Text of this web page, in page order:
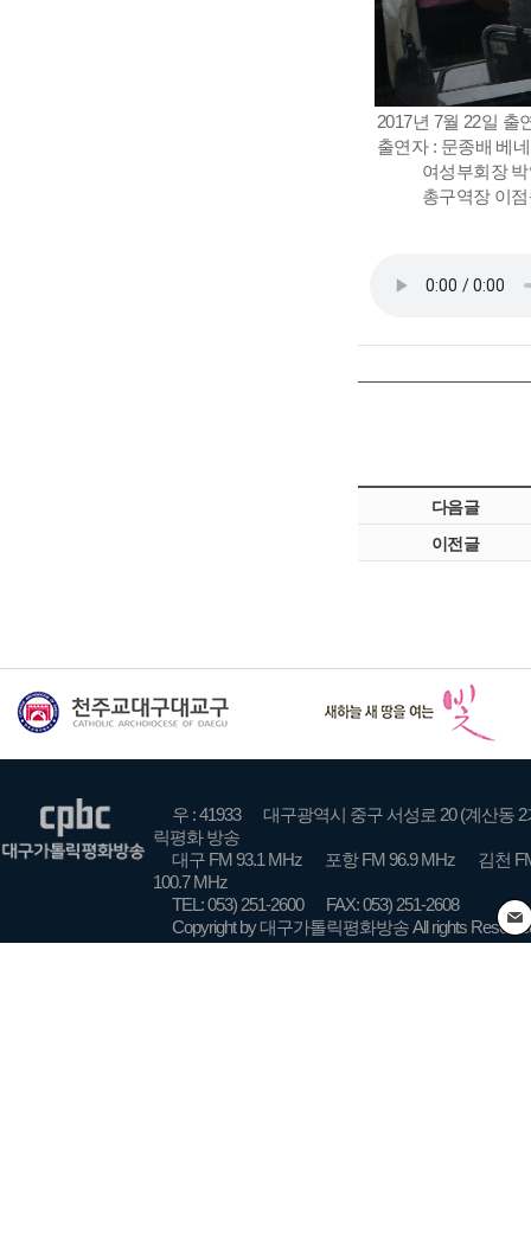
2017년 7월 22일
출연자 : 문종배 베
여성부회장 박
총구역장 이점숙
다음글
이전글
우 : 41933
대구광역시 중구 서성로 20 (계산동 2
릭평화 방송
대구 FM 93.1 MHz
포항 FM 96.9 MHz
김천
100.7 MHz
TEL: 053) 251-2600
FAX: 053) 251-2608
Copyright by 대구가톨릭평화방송 All rights